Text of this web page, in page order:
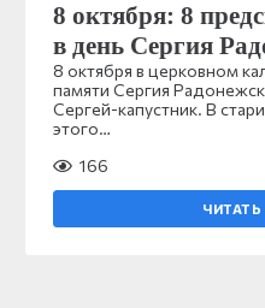
8 октября: 8
в день Сергия
8 октября в церковном
памяти Сергия
Сергей-капустник. В
этого…
166